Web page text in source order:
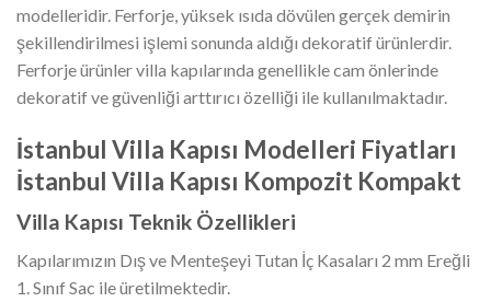
modelleridir. Ferforje, yüksek ısıda dövülen gerçek demirin
şekillendirilmesi işlemi sonunda aldığı dekoratif ürünlerdir.
Ferforje ürünler villa kapılarında genellikle cam önlerinde
dekoratif ve güvenliği arttırıcı özelliği ile kullanılmaktadır.
İstanbul Villa Kapısı Modelleri Fiyatları
İstanbul Villa Kapısı Kompozit Kompakt
Villa Kapısı Teknik Özellikleri
Kapılarımızın Dış ve Menteşeyi Tutan İç Kasaları 2 mm Ereğli
1. Sınıf Sac ile üretilmektedir.